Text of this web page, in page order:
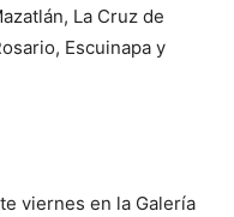
La Cruz de
Escuinapa y
viernes en la Galería